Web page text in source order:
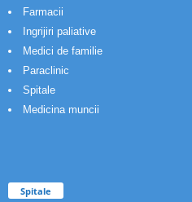
Farmacii
Ingrijiri paliative
Medici de familie
Paraclinic
Spitale
Medicina muncii
Spitale